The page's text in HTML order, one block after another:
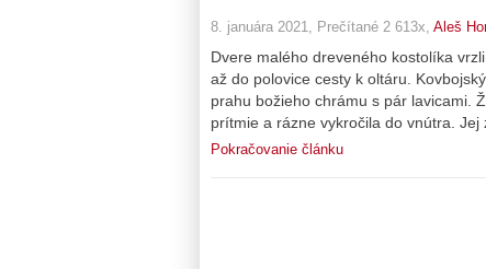
8. januára 2021, Prečítané 2 613x, Aleš
Dvere malého dreveného kostolíka
až do polovice cesty k oltáru.
prahu božieho chrámu s pár lavicami.
prítmie a rázne vykročila do vnútra.
Pokračovanie článku